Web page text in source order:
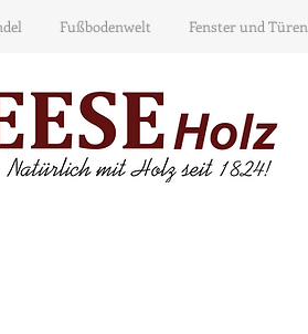
Fußbodenwelt Fenster und Türen